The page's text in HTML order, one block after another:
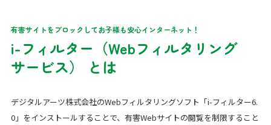
有害サイトをブロックしてお子様も安心インターネット！
i-フィルター（Webフィルタリング
サービス）
とは
デジタルアーツ株式会社のWebフィルタリングソフト「i-フィルター6.
0」をインストールすることで、有害Webサイトの閲覧を制限すること